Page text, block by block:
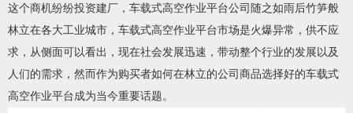
这个商机纷纷投资建厂，车载式高空作业平台公司随之如雨后竹笋般
林立在各大工业城市，车载式高空作业平台市场是火爆异常，供不应
求，从侧面可以看出，现在社会发展迅速，带动整个行业的发展以及
人们的需求，然而作为购买者如何在林立的公司商品选择好的车载式
高空作业平台成为当今重要话题。